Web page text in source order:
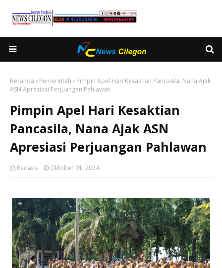
Beranda Pemerintah
Pimpin Apel Hari Kesaktian Pancasila, Nana Ajak
ASN Apresiasi Perjuangan Pahlawan
Pimpin Apel Hari Kesaktian
Pancasila, Nana Ajak ASN
Apresiasi Perjuangan Pahlawan
Redaksi Oktober 01, 2024